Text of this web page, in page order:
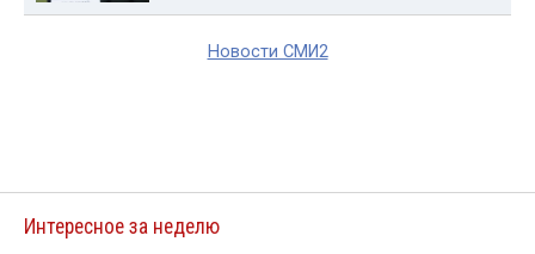
Новости СМИ2
Интересное за неделю